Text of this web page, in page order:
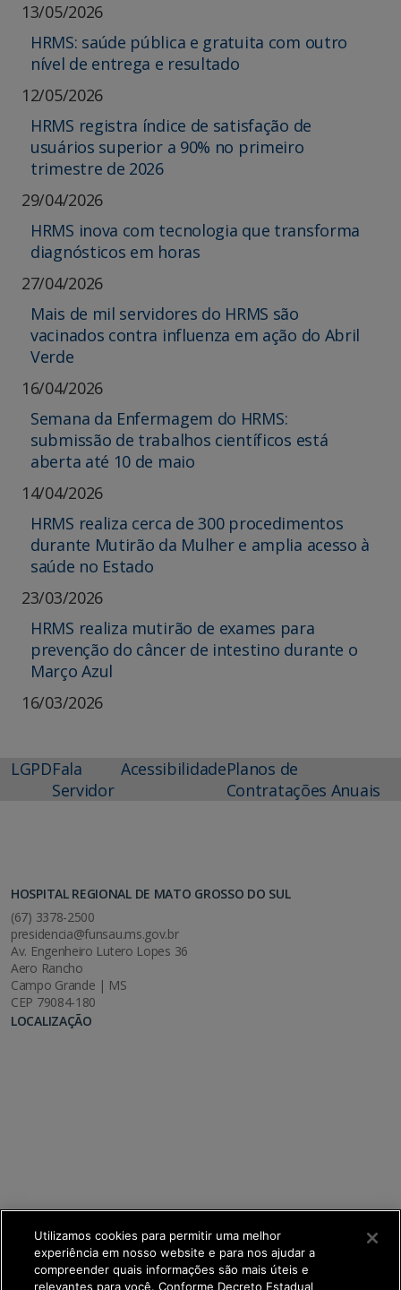
13/05/2026
HRMS: saúde pública e gratuita com outro
nível de entrega e resultado
12/05/2026
HRMS registra índice de satisfação de
usuários superior a 90% no primeiro
trimestre de 2026
29/04/2026
HRMS inova com tecnologia que transforma
diagnósticos em horas
27/04/2026
Mais de mil servidores do HRMS são
vacinados contra influenza em ação do Abril
Verde
16/04/2026
Semana da Enfermagem do HRMS:
submissão de trabalhos científicos está
aberta até 10 de maio
14/04/2026
HRMS realiza cerca de 300 procedimentos
durante Mutirão da Mulher e amplia acesso à
saúde no Estado
23/03/2026
HRMS realiza mutirão de exames para
prevenção do câncer de intestino durante o
Março Azul
16/03/2026
LGPDFala
Servidor
AcessibilidadePlanos de
Contratações Anuais
HOSPITAL REGIONAL DE MATO GROSSO DO SUL
(67) 3378-2500
presidencia@funsau.ms.gov.br
Av. Engenheiro Lutero Lopes 36
Aero Rancho
Campo Grande | MS
CEP 79084-180
LOCALIZAÇÃO
Utilizamos cookies para permitir uma melhor
experiência em nosso website e para nos ajudar a
compreender quais informações são mais úteis e
relevantes para você. Conforme Decreto Estadual